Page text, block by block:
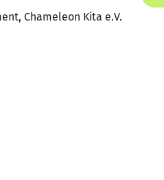
Chameleon Kita e.V.